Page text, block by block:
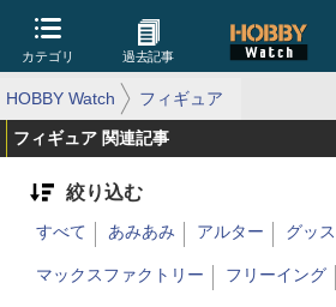
カテゴリ 過去記事
HOBBY Watch フィギュア
フィギュア 関連記事
絞り込む
すべて あみあみ アルター グッ
マックスファクトリー フリーイング